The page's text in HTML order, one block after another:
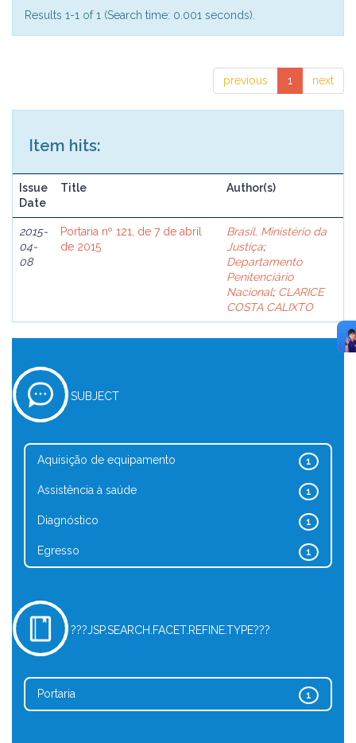
Results 1-1 of 1 (Search time: 0.001 seconds).
previous 1 next
Item hits:
Issue
Date
Title Author(s)
2015-
04-
08
Portaria nº 121, de 7 de abril
de 2015
Brasil. Ministério da
Justiça;
Departamento
Penitenciário
Nacional; CLARICE
COSTA CALIXTO
SUBJECT
1
Aquisição de equipamento
1
Assistência à saúde
1
Diagnóstico
1
Egresso
???JSP.SEARCH.FACET.REFINE.TYPE???
1
Portaria